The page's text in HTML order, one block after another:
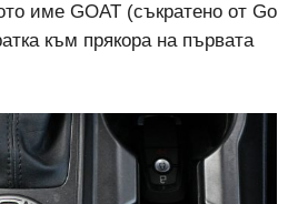
име GOАТ (съкратено от Go
към прякора на първата